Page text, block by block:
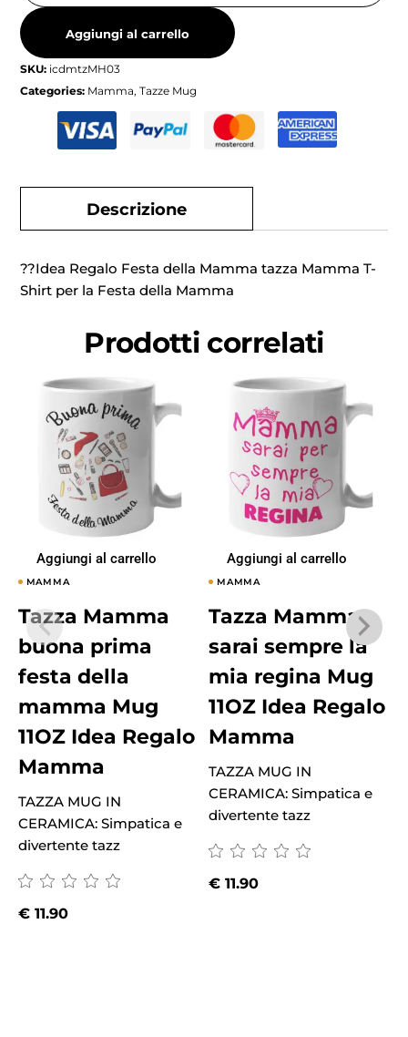
Aggiungi al carrello
SKU: icdmtzMH03
Categories: Mamma,Tazze Mug
Descrizione
??Idea Regalo Festa della Mamma tazza Mamma T-
Shirt per la Festa della Mamma
Prodotti correlati
Aggiungi al carrello
MAMMA
Tazza Mamma
buona prima
festa della
mamma Mug
11OZ Idea Regalo
Mamma
TAZZA MUG IN
CERAMICA: Simpatica e
divertente tazz
€11.90
Aggiungi al carrello
MAMMA
Tazza Mamma
sarai sempre la
mia regina Mug
11OZ Idea Regalo
Mamma
TAZZA MUG IN
CERAMICA: Simpatica e
divertente tazz
€ 11.90